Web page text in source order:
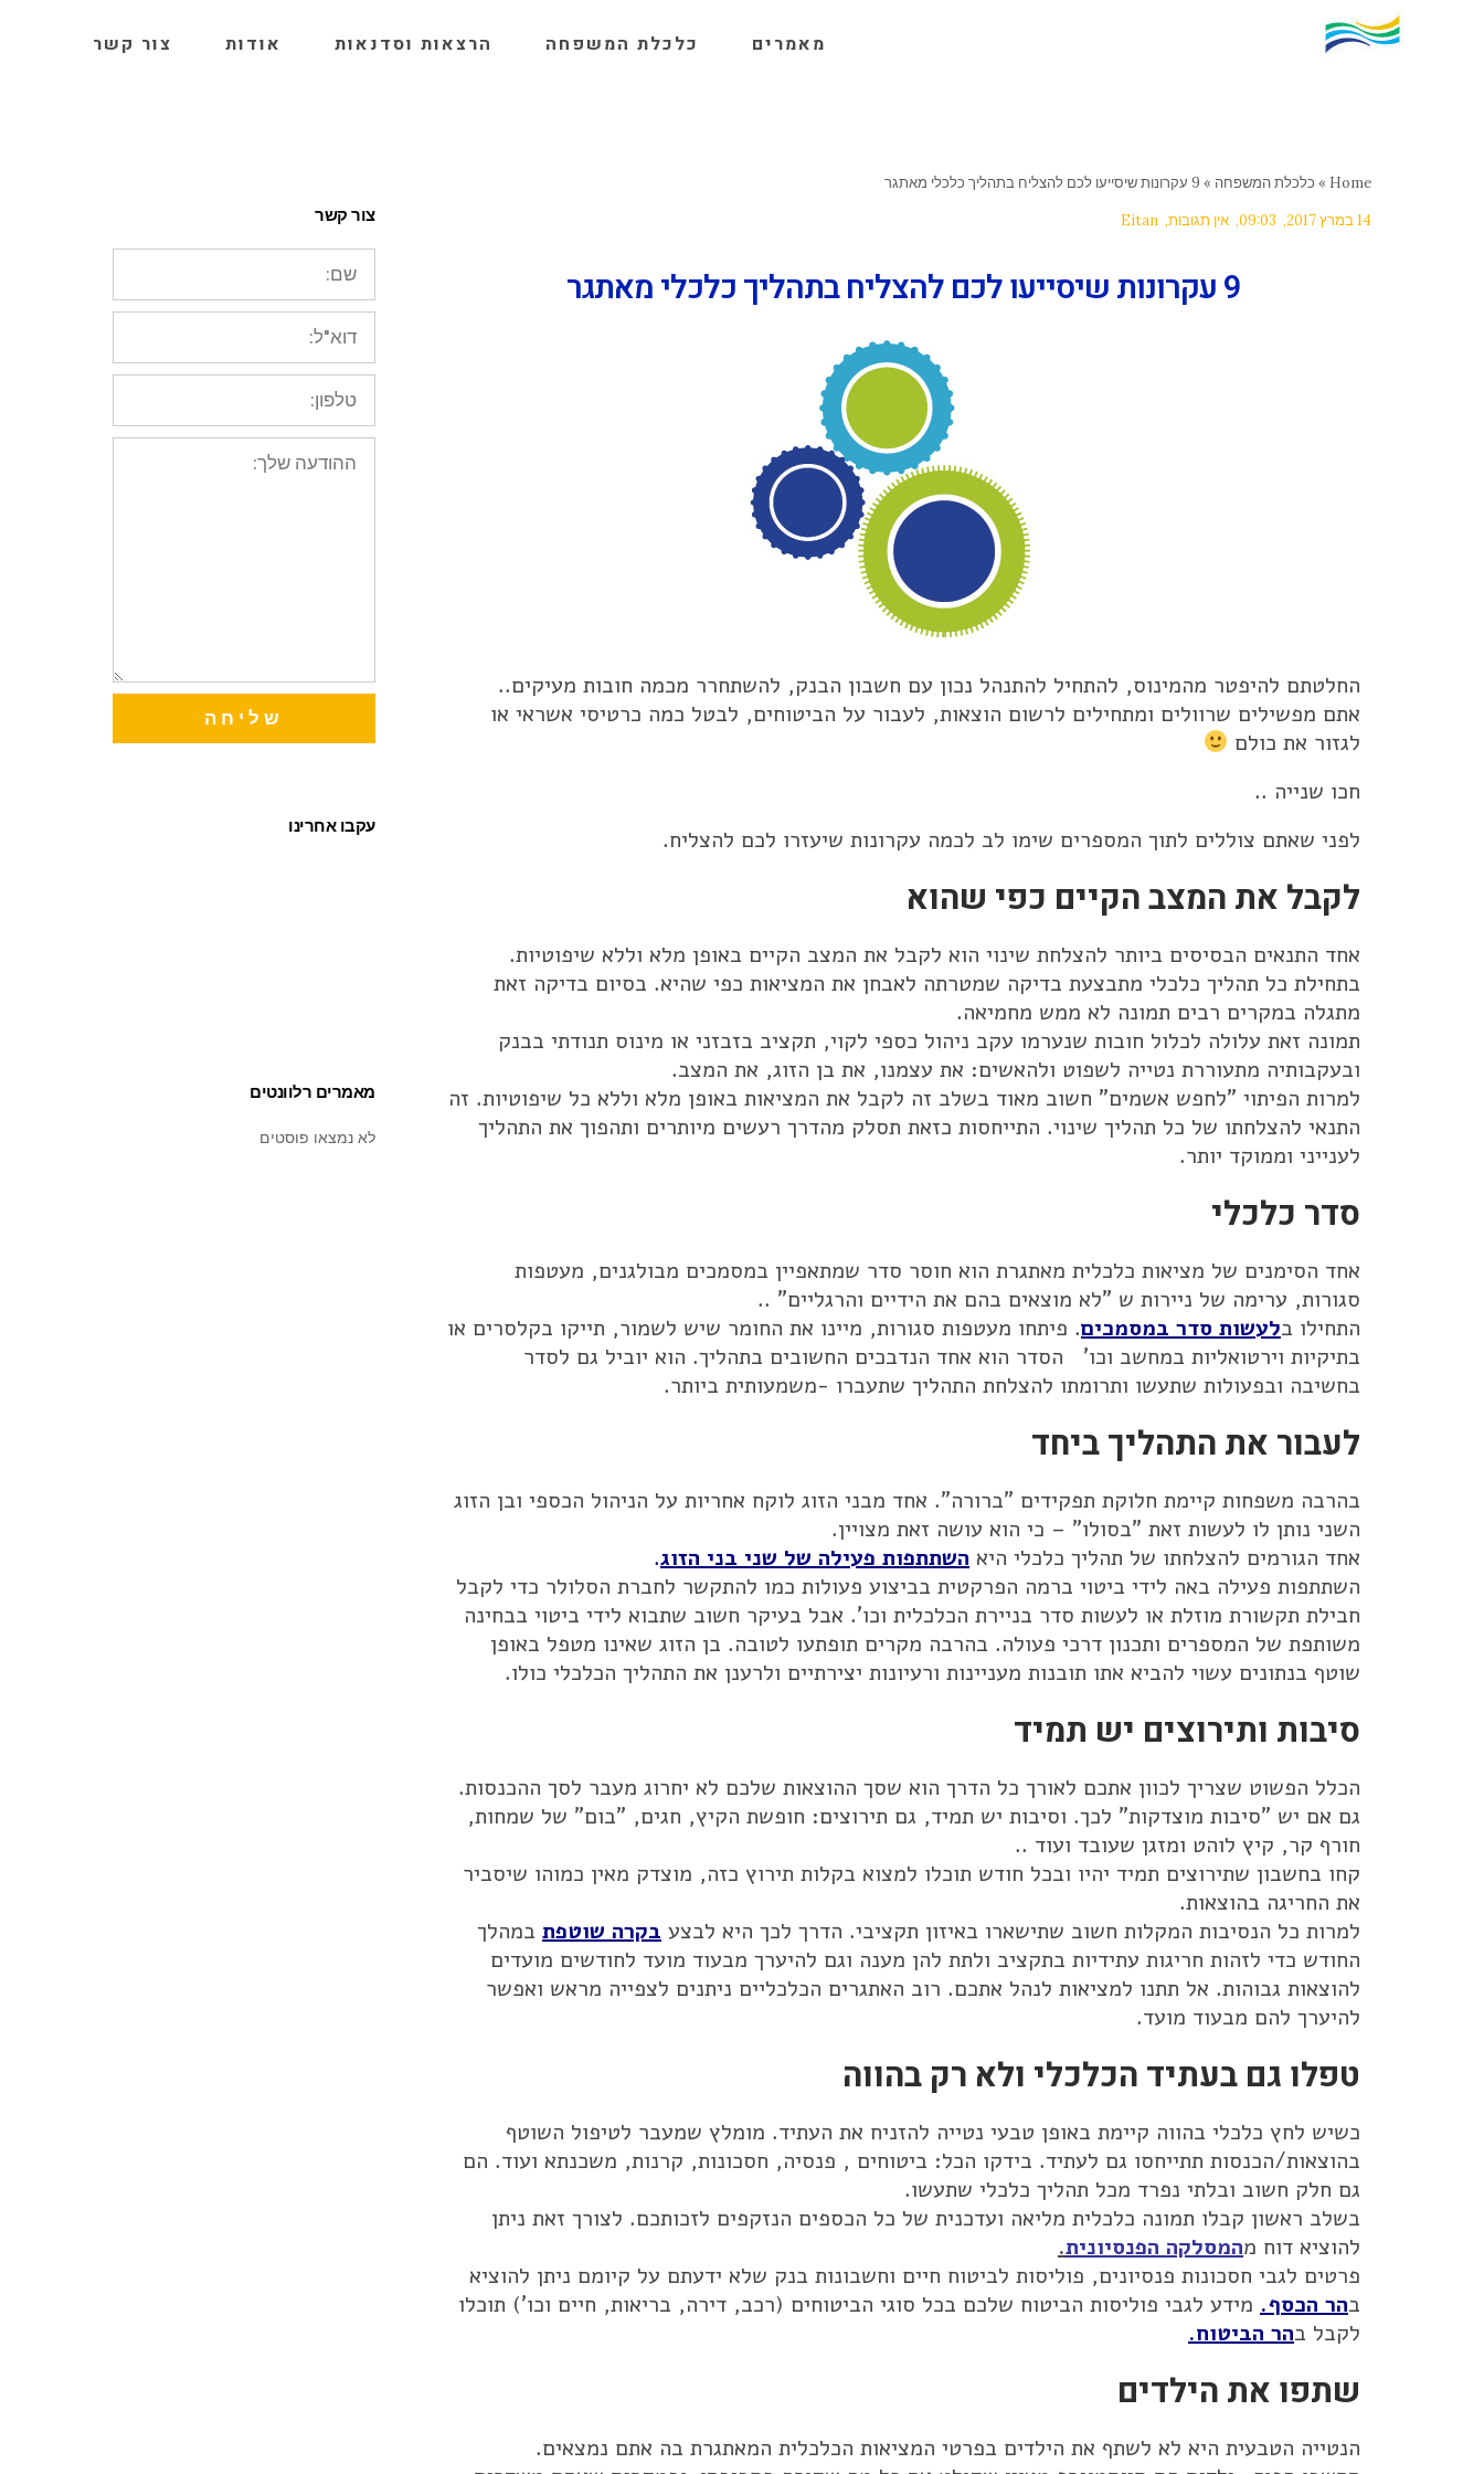
מאמרים כלכלת המשפחה הרצאות וסדנאות אודות צור קשר
Home
» כלכלת המשפחה » 9 עקרונות שיסייעו לכם להצליח בתהליך כלכלי מאתגר
14 במרץ 2017
09:03 אין תגובות Eitan
9 עקרונות שיסייעו לכם להצליח בתהליך כלכלי מאתגר
החלטתם להיפטר מהמינוס, להתחיל להתנהל נכון עם חשבון הבנק, להשתחרר מכמה חובות מעיקים..
אתם מפשילים שרוולים ומתחילים לרשום הוצאות, לעבור על הביטוחים, לבטל כמה כרטיסי אשראי או
לגזור את כולם
חכו שנייה ..
לפני שאתם צוללים לתוך המספרים שימו לב לכמה עקרונות שיעזרו לכם להצליח.
לקבל את המצב הקיים כפי שהוא
אחד התנאים הבסיסים ביותר להצלחת שינוי הוא לקבל את המצב הקיים באופן מלא וללא שיפוטיות.
בתחילת כל תהליך כלכלי מתבצעת בדיקה שמטרתה לאבחן את המציאות כפי שהיא. בסיום בדיקה זאת
מתגלה במקרים רבים תמונה לא ממש מחמיאה.
תמונה זאת עלולה לכלול חובות שנערמו עקב ניהול כספי לקוי, תקציב בזבזני או מינוס תנודתי בבנק
ובעקבותיה מתעוררת נטייה לשפוט ולהאשים: את עצמנו, את בן הזוג, את המצב.
למרות הפיתוי "לחפש אשמים" חשוב מאוד בשלב זה לקבל את המציאות באופן מלא וללא כל שיפוטיות. זה
התנאי להצלחתו של כל תהליך שינוי. התייחסות כזאת תסלק מהדרך רעשים מיותרים ותהפוך את התהליך
לענייני וממוקד יותר.
סדר כלכלי
אחד הסימנים של מציאות כלכלית מאתגרת הוא חוסר סדר שמתאפיין במסמכים מבולגנים, מעטפות
סגורות, ערימה של ניירות ש "לא מוצאים בהם את הידיים והרגליים" ..
התחילו בלעשות סדר במסמכים. פיתחו מעטפות סגורות, מיינו את החומר שיש לשמור, תייקו בקלסרים או
בתיקיות וירטואליות במחשב וכו' הסדר הוא אחד הנדבכים החשובים בתהליך. הוא יוביל גם לסדר
בחשיבה ובפעולות שתעשו ותרומתו להצלחת התהליך שתעברו -משמעותית ביותר.
לעבור את התהליך ביחד
בהרבה משפחות קיימת חלוקת תפקידים "ברורה". אחד מבני הזוג לוקח אחריות על הניהול הכספי ובן הזוג
השני נותן לו לעשות זאת "בסולו" – כי הוא עושה זאת מצויין.
אחד הגורמים להצלחתו של תהליך כלכלי היא השתתפות פעילה של שני בני הזוג.
השתתפות פעילה באה לידי ביטוי ברמה הפרקטית בביצוע פעולות כמו להתקשר לחברת הסלולר כדי לקבל
חבילת תקשורת מוזלת או לעשות סדר בניירת הכלכלית וכו'. אבל בעיקר חשוב שתבוא לידי ביטוי בבחינה
משותפת של המספרים ותכנון דרכי פעולה. בהרבה מקרים תופתעו לטובה. בן הזוג שאינו מטפל באופן
שוטף בנתונים עשוי להביא אתו תובנות מעניינות ורעיונות יצירתיים ולרענן את התהליך הכלכלי כולו.
סיבות ותירוצים יש תמיד
הכלל הפשוט שצריך לכוון אתכם לאורך כל הדרך הוא שסך ההוצאות שלכם לא יחרוג מעבר לסך ההכנסות.
גם אם יש "סיבות מוצדקות" לכך. וסיבות יש תמיד, גם תירוצים: חופשת הקיץ, חגים, "בום" של שמחות,
חורף קר, קיץ לוהט ומזגן שעובד ועוד ..
קחו בחשבון שתירוצים תמיד יהיו ובכל חודש תוכלו למצוא בקלות תירוץ כזה, מוצדק מאין כמוהו שיסביר
את החריגה בהוצאות.
למרות כל הנסיבות המקלות חשוב שתישארו באיזון תקציבי. הדרך לכך היא לבצע בקרה שוטפת במהלך
החודש כדי לזהות חריגות עתידיות בתקציב ולתת להן מענה וגם להיערך מבעוד מועד לחודשים מועדים
להוצאות גבוהות. אל תתנו למציאות לנהל אתכם. רוב האתגרים הכלכליים ניתנים לצפייה מראש ואפשר
להיערך להם מבעוד מועד.
טפלו גם בעתיד הכלכלי ולא רק בהווה
כשיש לחץ כלכלי בהווה קיימת באופן טבעי נטייה להזניח את העתיד. מומלץ שמעבר לטיפול השוטף
בהוצאות/הכנסות תתייחסו גם לעתיד. בידקו הכל: ביטוחים , פנסיה, חסכונות, קרנות, משכנתא ועוד. הם
גם חלק חשוב ובלתי נפרד מכל תהליך כלכלי שתעשו.
בשלב ראשון קבלו תמונה כלכלית מליאה ועדכנית של כל הכספים הנזקפים לזכותכם. לצורך זאת ניתן
להוציא דוח מהמסלקה הפנסיונית.
פרטים לגבי חסכונות פנסיונים, פוליסות לביטוח חיים וחשבונות בנק שלא ידעתם על קיומם ניתן להוציא
בהר הכסף. מידע לגבי פוליסות הביטוח שלכם בכל סוגי הביטוחים (רכב, דירה, בריאות, חיים וכו') תוכלו
לקבל בהר הביטוח.
שתפו את הילדים
הנטייה הטבעית היא לא לשתף את הילדים בפרטי המציאות הכלכלית המאתגרת בה אתם נמצאים.
צור קשר
שם:
דוא"ל:
טלפון:
ההודעה
שלך:
שליחה
עקבו אחרינו
מאמרים רלוונטים
לא נמצאו פוסטים